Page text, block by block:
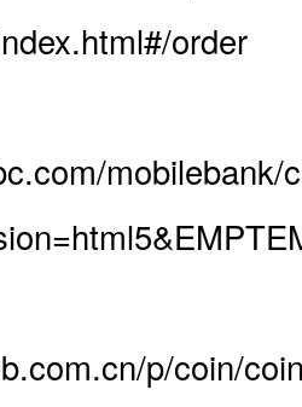
order
mobilebank/
p/coin/